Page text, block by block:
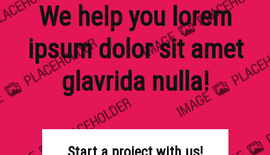
We help you lorem
ipsum dolor sit amet
glavrida nulla!